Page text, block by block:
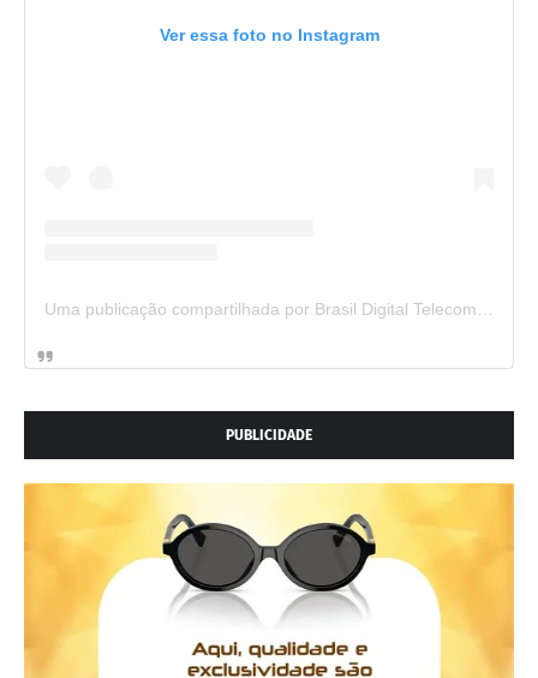
Ver essa foto no Instagram
PUBLICIDADE